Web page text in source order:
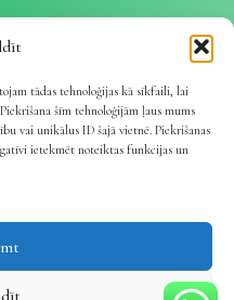
tādas tehnoloģijas kā sīkfaili, lai
šīm tehnoloģijām ļaus mums
vai unikālus ID šajā vietnē. Piekrišanas
ietekmēt noteiktas funkcijas un